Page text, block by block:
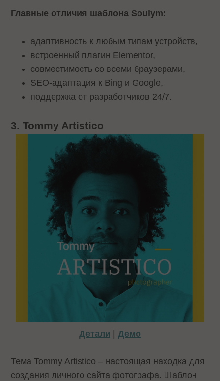
Главные отличия шаблона Soulym:
адаптивность к любым типам устройств,
встроенный плагин Elementor,
совместимость со всеми браузерами,
SEO-адаптация к Bing и Google,
поддержка от разработчиков 24/7.
3. Tommy Artistico
Детали | Демо
Тема Tommy Artistico – настоящая находка для
создания личного сайта фотографа. Шаблон